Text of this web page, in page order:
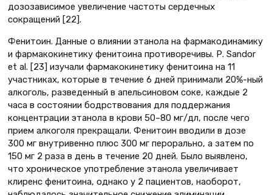
дозозависимое увеличение частоты сердечных
сокращений [22].
Фенитоин. Данные о влиянии этанола на фармакодинамику
и фармакокинетику фенитоина противоречивы. Р. Sandor
et al. [23] изучали фармакокинетику фенитоина на 11
участниках, которые в течение 6 дней принимали 20%-ный
алкоголь, разведенный в апельсиновом соке, каждые 2
часа в состоянии бодрствования для поддержания
концентрации этанола в крови 50–80 мг/дл, после чего
прием алкоголя прекращали. Фенитоин вводили в дозе
300 мг внутривенно плюс 300 мг перорально, а затем по
150 мг 2 раза в день в течение 20 дней. Было выявлено,
что хроническое употребление этанола увеличивает
клиренс фенитоина, однако у 2 пациентов, наоборот,